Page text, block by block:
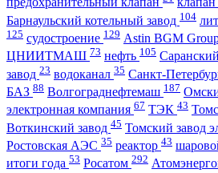
Барнаульский котельный завод 104
125 судостроение 129 Astin BGM
ЦНИИТМАШ 73 нефть 105
завод 23 водоканал 35 Санкт-
БАЗ 88 Волгограднефтемаш 187
электронная компания 67 ТЭК 43
Воткинский завод 45 Томский завод
Ростовская АЭС 35 реактор 43
итоги года 53 Росатом 292